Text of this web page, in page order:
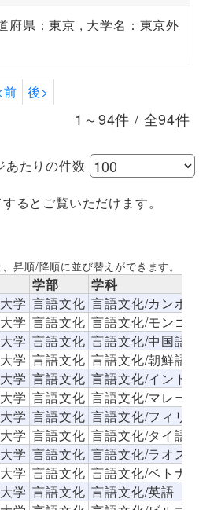
府県：東京 , 大学名：東京外
前 後>
1～94件 / 全94件
あたりの件数
るとご覧いただけます。
昇順/降順に並び替えができます。
学部
学科
学 言語文化 言語文化/カンボ
学 言語文化 言語文化/モンゴ
学 言語文化 言語文化/中国語
学 言語文化 言語文化/朝鮮語
学 言語文化 言語文化/インド
学 言語文化 言語文化/マレー
学 言語文化 言語文化/フィリ
学 言語文化 言語文化/タイ語
学 言語文化 言語文化/ラオス
学 言語文化 言語文化/ベトナ
学 言語文化 言語文化/英語